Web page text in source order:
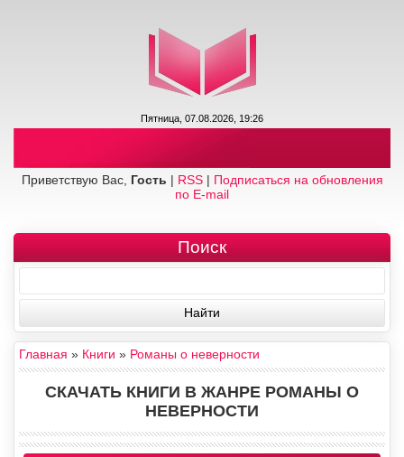
Пятница, 07.08.2026, 19:26
Приветствую Вас, Гость | RSS| Подписаться на обновления
по E-mail
Поиск
Главная » Книги » Романы о неверности
СКАЧАТЬ КНИГИ В ЖАНРЕ РОМАНЫ О
НЕВЕРНОСТИ